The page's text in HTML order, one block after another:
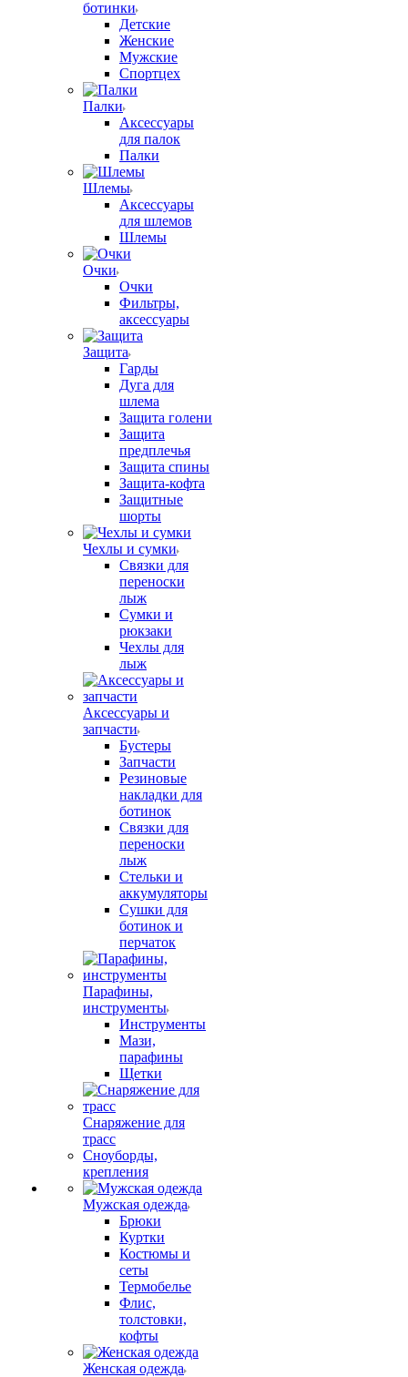
ботинки
Детские
Женские
Мужские
Спортцех
Палки
Аксессуары
для палок
Палки
Шлемы
Аксессуары
для шлемов
Шлемы
Очки
Очки
Фильтры,
аксессуары
Защита
Гарды
Дуга для
шлема
Защита голени
Защита
предплечья
Защита спины
Защита-кофта
Защитные
шорты
Чехлы и сумки
Связки для
переноски
лыж
Сумки и
рюкзаки
Чехлы для
лыж
Аксессуары и
запчасти
Бустеры
Запчасти
Резиновые
накладки для
ботинок
Связки для
переноски
лыж
Стельки и
аккумуляторы
Сушки для
ботинок и
перчаток
Парафины,
инструменты
Инструменты
Мази,
парафины
Щетки
Снаряжение для
трасс
Сноуборды,
крепления
Мужская одежда
Брюки
Куртки
Костюмы и
сеты
Термобелье
Флис,
толстовки,
кофты
Женская одежда